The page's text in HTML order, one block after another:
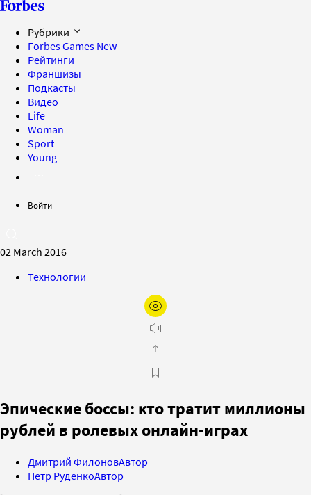
Рубрики
Forbes Games New
Рейтинги
Франшизы
Подкасты
Видео
Life
Woman
Sport
Young
Войти
02 March 2016
Технологии
Эпические боссы: кто тратит миллионы
рублей в ролевых онлайн-играх
Дмитрий ФилоновАвтор
Петр РуденкоАвтор